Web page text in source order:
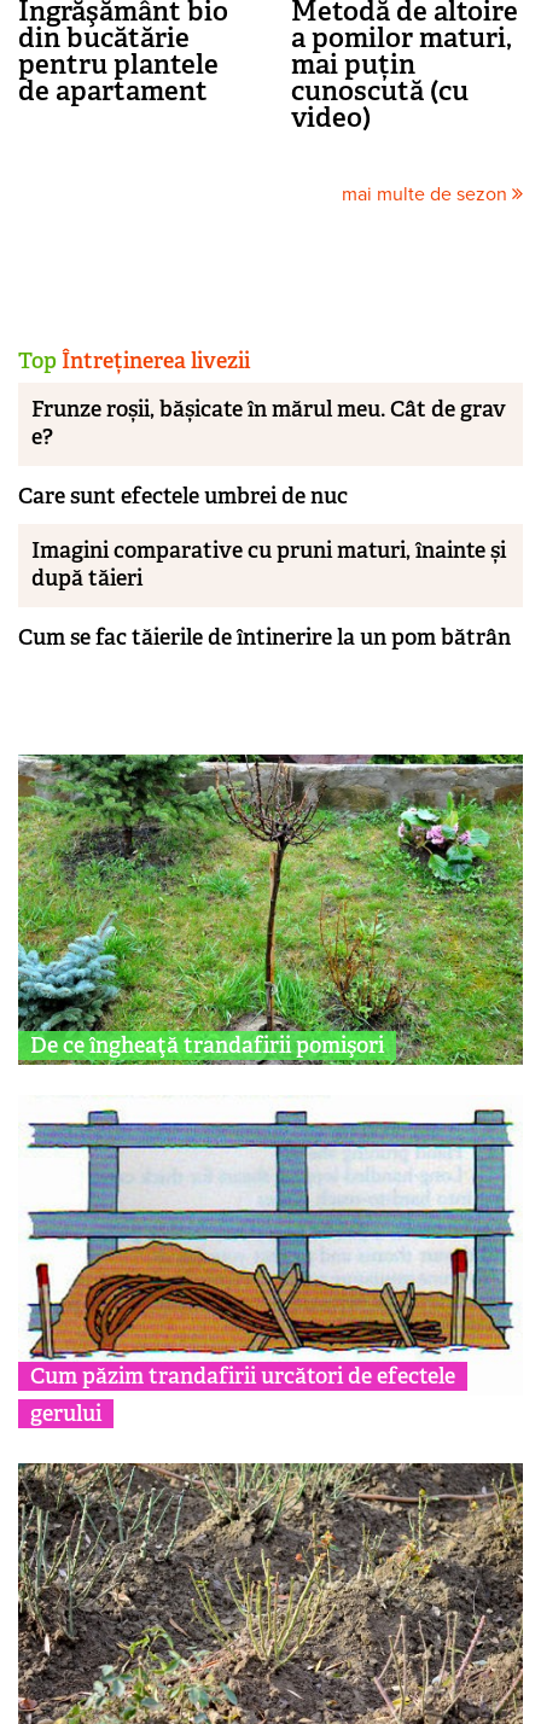
Îngrăşământ bio
din bucătărie
pentru plantele
de apartament
Metodă de altoire
a pomilor maturi,
mai puțin
cunoscută (cu
video)
mai multe de sezon
TopÎntreținerea livezii
Frunze roșii, bășicate în mărul meu. Cât de grav
e?
Care sunt efectele umbrei de nuc
Imagini comparative cu pruni maturi, înainte și
după tăieri
Cum se fac tăierile de întinerire la un pom bătrân
De ce îngheaţă trandafirii pomişori
Cum păzim trandafirii urcători de efectele
gerului